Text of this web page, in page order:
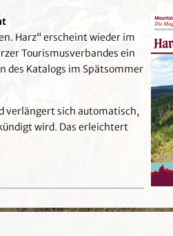
Harz“ erscheint wieder im
Tourismusverbandes ein
des Katalogs im Spätsommer
verlängert sich automatisch,
wird. Das erleichtert